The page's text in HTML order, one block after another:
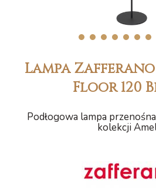
1 2 3 4 5 6 7
Lampa Zafferano
Floor 120
Podłogowa lampa
kolekcji